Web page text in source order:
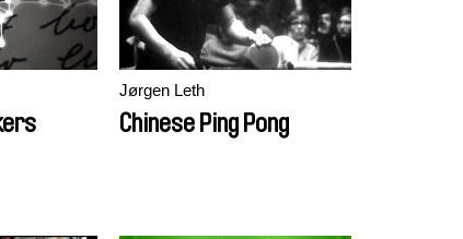
Jørgen Leth
Chinese Ping Pong